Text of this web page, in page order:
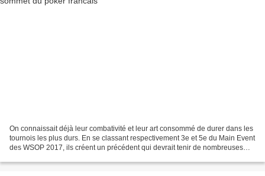
On connaissait déjà leur combativité et leur art consommé de durer dans les
tournois les plus durs. En se classant respectivement 3e et 5e du Main Event
des WSOP 2017, ils créent un précédent qui devrait tenir de nombreuses